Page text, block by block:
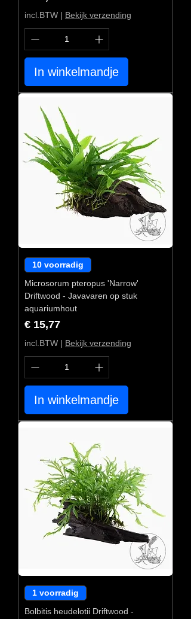
incl.BTW | Bekijk verzending
In winkelmandje
10 voorradig
Microsorum pteropus 'Narrow'
Driftwood - Javavaren op stuk
aquariumhout
Prijs
€ 15,77
incl.BTW | Bekijk verzending
In winkelmandje
1 voorradig
Bolbitis heudelotii Driftwood -